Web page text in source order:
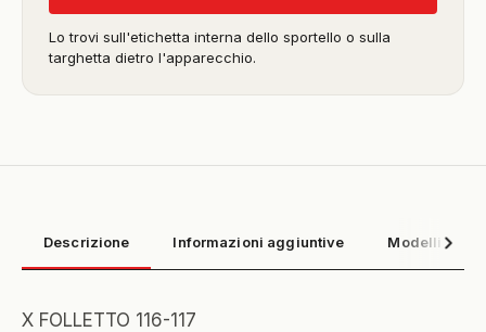
Lo trovi sull'etichetta interna dello sportello o sulla
targhetta dietro l'apparecchio.
Descrizione Informazioni aggiuntive Modelli
X FOLLETTO 116-117